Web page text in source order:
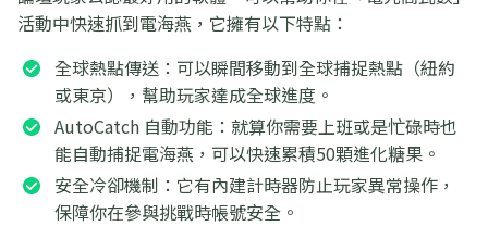
活動中快速抓到電海燕，它擁有以下特點：
全球熱點傳送：可以瞬間移動到全球捕捉熱點（紐約
或東京），幫助玩家達成全球進度。
AutoCatch 自動功能：就算你需要上班或是忙碌時也
能自動捕捉電海燕，可以快速累積50顆進化糖果。
安全冷卻機制：它有內建計時器防止玩家異常操作，
保障你在參與挑戰時帳號安全。